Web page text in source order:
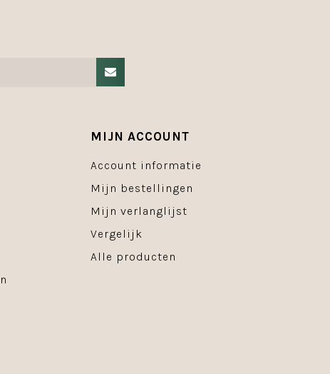
MIJN ACCOUNT
Account informatie
Mijn bestellingen
Mijn verlanglijst
Vergelijk
Alle producten